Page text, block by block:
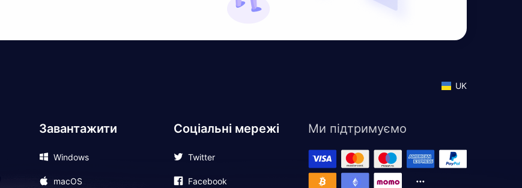
UK
Завантажити
Windows
macOS
Соціальні мережі
Twitter
Facebook
Ми підтримуємо